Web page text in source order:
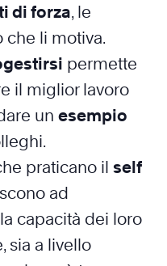
di forza, le
li motiva.
permette
il miglior lavoro
un esempio
praticano il self
ad
capacità dei loro
sia a livello